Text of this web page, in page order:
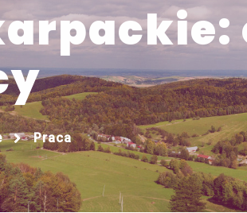
Praca